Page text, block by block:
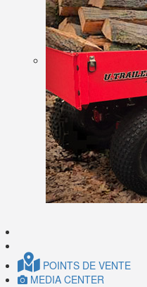
POINTS DE VENTE
MEDIA CENTER